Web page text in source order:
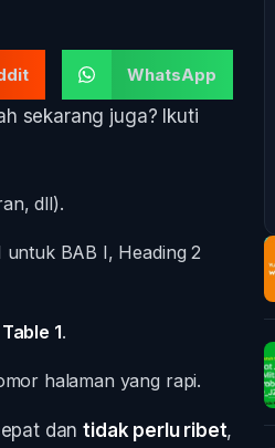
WhatsApp
sekarang juga? Ikuti
dll).
untuk BAB I, Heading 2
1.
halaman yang rapi.
dantidak perlu ribet,